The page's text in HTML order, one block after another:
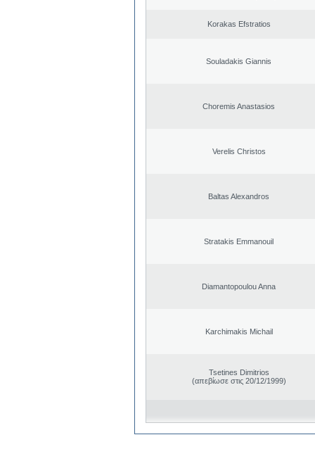
Korakas Efstratios
Souladakis Giannis
Choremis Anastasios
Verelis Christos
Baltas Alexandros
Stratakis Emmanouil
Diamantopoulou Anna
Karchimakis Michail
Tsetines Dimitrios
(απεβίωσε στις 20/12/1999)